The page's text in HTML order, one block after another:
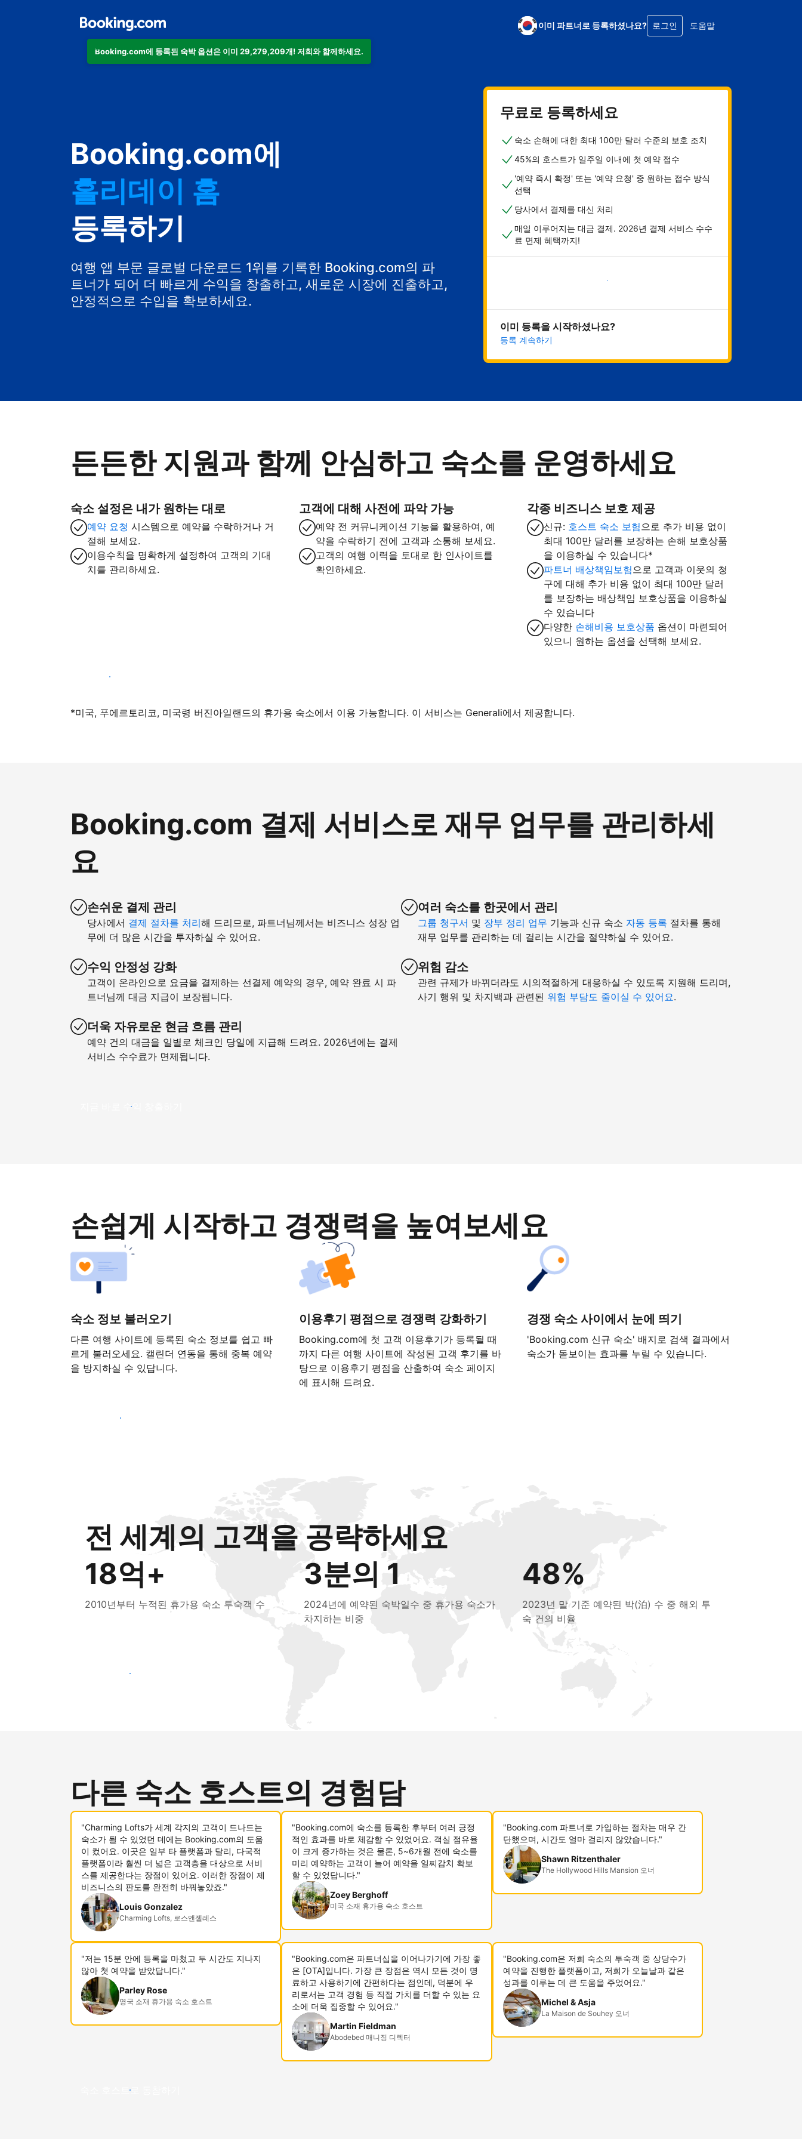
Booking.com에 등록된 숙박 옵션은 이미 29,279,209개! 저희와 함께하세요.
이미 파트너로 등록하셨나요? 로그인 도움말
Booking.com에
호텔
홀리데이 홈
게스트하우스
비앤비
등록하기
여행 앱 부문 글로벌 다운로드 1위를 기록한 Booking.com의 파
트너가 되어 더 빠르게 수익을 창출하고, 새로운 시장에 진출하고,
안정적으로 수입을 확보하세요.
무료로 등록하세요
숙소 손해에 대한 최대 100만 달러 수준의 보호 조치
45%의 호스트가 일주일 이내에 첫 예약 접수
'예약 즉시 확정' 또는 '예약 요청' 중 원하는 접수 방식
선택
당사에서 결제를 대신 처리
매일 이루어지는 대금 결제. 2026년 결제 서비스 수수
료 면제 혜택까지!
지금 시작하기
이미 등록을 시작하셨나요?
등록 계속하기
든든한 지원과 함께 안심하고 숙소를 운영하세요
숙소 설정은 내가 원하는 대로
예약 요청 시스템으로 예약을 수락하거나 거
절해 보세요.
이용수칙을 명확하게 설정하여 고객의 기대
치를 관리하세요.
고객에 대해 사전에 파악 가능
예약 전 커뮤니케이션 기능을 활용하여, 예
약을 수락하기 전에 고객과 소통해 보세요.
고객의 여행 이력을 토대로 한 인사이트를
확인하세요.
각종 비즈니스 보호 제공
신규: 호스트 숙소 보험으로 추가 비용 없이
최대 100만 달러를 보장하는 손해 보호상품
을 이용하실 수 있습니다*
파트너 배상책임보험으로 고객과 이웃의 청
구에 대해 추가 비용 없이 최대 100만 달러
를 보장하는 배상책임 보호상품을 이용하실
수 있습니다
다양한 손해비용 보호상품 옵션이 마련되어
있으니 원하는 옵션을 선택해 보세요.
지금 등록하기
*미국, 푸에르토리코, 미국령 버진아일랜드의 휴가용 숙소에서 이용 가능합니다. 이 서비스는 Generali에서 제공합니다.
Booking.com 결제 서비스로 재무 업무를 관리하세
요
손쉬운 결제 관리
당사에서 결제 절차를 처리해 드리므로, 파트너님께서는 비즈니스 성장 업
무에 더 많은 시간을 투자하실 수 있어요.
수익 안정성 강화
고객이 온라인으로 요금을 결제하는 선결제 예약의 경우, 예약 완료 시 파
트너님께 대금 지급이 보장됩니다.
더욱 자유로운 현금 흐름 관리
예약 건의 대금을 일별로 체크인 당일에 지급해 드려요. 2026년에는 결제
서비스 수수료가 면제됩니다.
여러 숙소를 한곳에서 관리
그룹 청구서 및 장부 정리 업무 기능과 신규 숙소 자동 등록 절차를 통해
재무 업무를 관리하는 데 걸리는 시간을 절약하실 수 있어요.
위험 감소
관련 규제가 바뀌더라도 시의적절하게 대응하실 수 있도록 지원해 드리며,
사기 행위 및 차지백과 관련된 위험 부담도 줄이실 수 있어요.
지금 바로 수익 창출하기
손쉽게 시작하고 경쟁력을 높여보세요
숙소 정보 불러오기
다른 여행 사이트에 등록된 숙소 정보를 쉽고 빠
르게 불러오세요. 캘린더 연동을 통해 중복 예약
을 방지하실 수 있답니다.
이용후기 평점으로 경쟁력 강화하기
Booking.com에 첫 고객 이용후기가 등록될 때
까지 다른 여행 사이트에 작성된 고객 후기를 바
탕으로 이용후기 평점을 산출하여 숙소 페이지
에 표시해 드려요.
경쟁 숙소 사이에서 눈에 띄기
'Booking.com 신규 숙소' 배지로 검색 결과에서
숙소가 돋보이는 효과를 누릴 수 있습니다.
지금 등록 시작하기
전 세계의 고객을 공략하세요
18억+
2010년부터 누적된 휴가용 숙소 투숙객 수
3분의 1
2024년에 예약된 숙박일수 중 휴가용 숙소가
차지하는 비중
48%
2023년 말 기준 예약된 박(泊) 수 중 해외 투
숙 건의 비율
새로운 고객층 공략하기
다른 숙소 호스트의 경험담
"Charming Lofts가 세계 각지의 고객이 드나드는
숙소가 될 수 있었던 데에는 Booking.com의 도움
이 컸어요. 이곳은 일부 타 플랫폼과 달리, 다국적
플랫폼이라 훨씬 더 넓은 고객층을 대상으로 서비
스를 제공한다는 장점이 있어요. 이러한 장점이 제
비즈니스의 판도를 완전히 바꿔놓았죠."
Louis Gonzalez
Charming Lofts, 로스앤젤레스
"Booking.com에 숙소를 등록한 후부터 여러 긍정
적인 효과를 바로 체감할 수 있었어요. 객실 점유율
이 크게 증가하는 것은 물론, 5~6개월 전에 숙소를
미리 예약하는 고객이 늘어 예약을 일찌감치 확보
할 수 있었답니다."
Zoey Berghoff
미국 소재 휴가용 숙소 호스트
"Booking.com 파트너로 가입하는 절차는 매우 간
단했으며, 시간도 얼마 걸리지 않았습니다."
Shawn Ritzenthaler
The Hollywood Hills Mansion 오너
"저는 15분 안에 등록을 마쳤고 두 시간도 지나지
않아 첫 예약을 받았답니다."
Parley Rose
영국 소재 휴가용 숙소 호스트
"Booking.com은 파트너십을 이어나가기에 가장 좋
은 [OTA]입니다. 가장 큰 장점은 역시 모든 것이 명
료하고 사용하기에 간편하다는 점인데, 덕분에 우
리로서는 고객 경험 등 직접 가치를 더할 수 있는 요
소에 더욱 집중할 수 있어요."
Martin Fieldman
Abodebed 매니징 디렉터
"Booking.com은 저희 숙소의 투숙객 중 상당수가
예약을 진행한 플랫폼이고, 저희가 오늘날과 같은
성과를 이루는 데 큰 도움을 주었어요."
Michel & Asja
La Maison de Souhey 오너
숙소 호스트로 동참하기